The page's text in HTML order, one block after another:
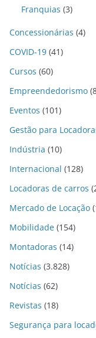
Franquias (3)
Concessionárias (4)
COVID-19 (41)
Cursos (60)
Empreendedorismo
Eventos (101)
Gestão para
Indústria (10)
Internacional (128)
Locadoras de carros
Mercado de Locação
Mobilidade (154)
Montadoras (14)
Notícias (3.828)
Notícias (62)
Revistas (18)
Segurança para